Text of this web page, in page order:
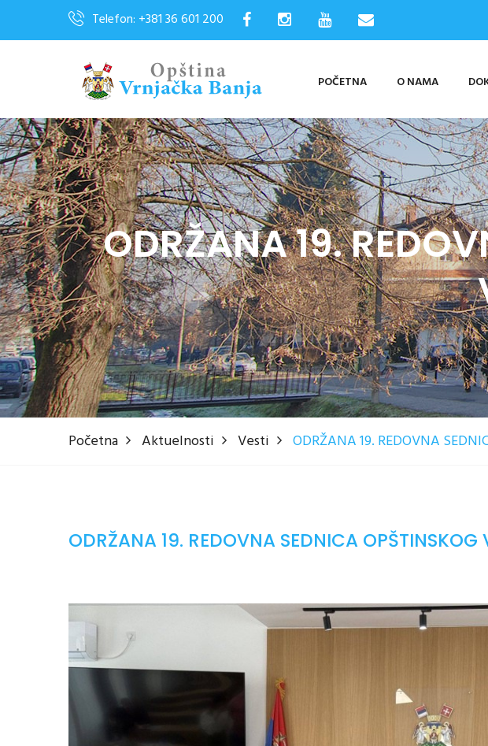
Telefon: +381 36 601 200
POČETNA O NAMA
ODRŽANA 19.
Početna Aktuelnosti Vesti ODRŽANA 19. REDOVNA
ODRŽANA 19. REDOVNA SEDNICA OPŠTINSKOG